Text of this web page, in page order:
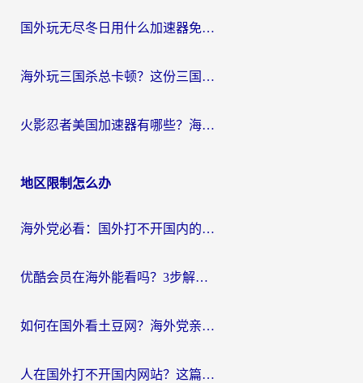
国外玩无尽冬日用什么加速器免费？海外党国服游戏加速避坑指南
海外玩三国杀总卡顿？这份三国杀游戏加速器指南帮你告别延迟烦恼
火影忍者美国加速器有哪些？海外党亲测的国服游戏加速全攻略（含菲律宾玩三国之刃守望黎明技巧）
地区限制怎么办
海外党必看：国外打不开国内的app怎么办？3步解决你的乡愁
优酷会员在海外能看吗？3步解决海外追剧难题，附实测好用加速器推荐
如何在国外看土豆网？海外党亲测有效的追剧加速器选择指南
人在国外打不开国内网站？这篇攻略帮你无缝解锁国内资源（附交管12123使用技巧）